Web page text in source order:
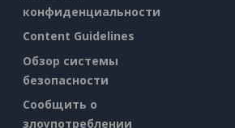
конфиденциальности
Content Guidelines
Обзор системы
безопасности
Сообщить о
злоупотреблении